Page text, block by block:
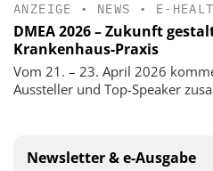
ANZEIGE • NEWS • E-
DMEA 2026 – Zukunft
Krankenhaus-Praxis
Vom 21. – 23. April 2026
Aussteller und Top-Speaker
Newsletter & e-Ausgabe